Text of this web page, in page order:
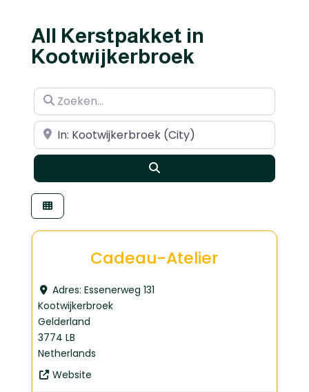
All Kerstpakket in
Kootwijkerbroek
Zoeken…
Dichtbij
Search
Cadeau-Atelier
Adres:Essenerweg 131
Kootwijkerbroek
Gelderland
3774 LB
Netherlands
Website